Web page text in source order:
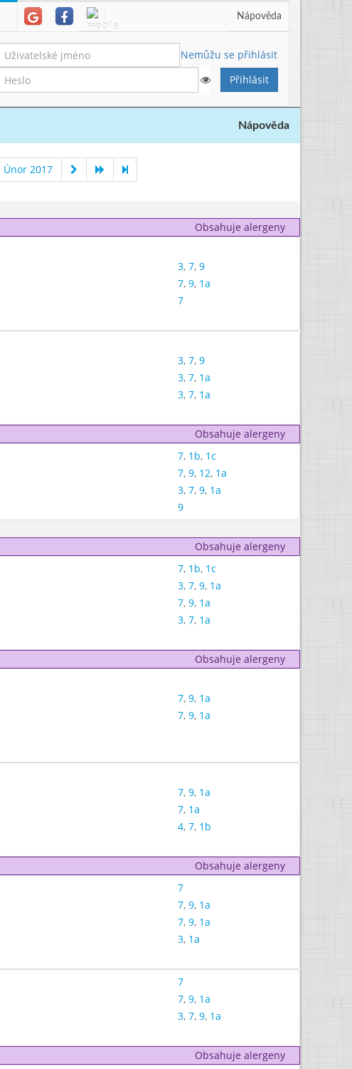
Nápověda
Nemůžu se přihlásit
Nápověda
Únor 2017
Obsahuje alergeny
3, 7, 9
7, 9, 1a
7
3, 7, 9
3, 7, 1a
3, 7, 1a
Obsahuje alergeny
7, 1b, 1c
7, 9, 12, 1a
3, 7, 9, 1a
9
Obsahuje alergeny
7, 1b, 1c
3, 7, 9, 1a
7, 9, 1a
3, 7, 1a
Obsahuje alergeny
7, 9, 1a
7, 9, 1a
7, 9, 1a
7, 1a
4, 7, 1b
Obsahuje alergeny
7
7, 9, 1a
7, 9, 1a
3, 1a
7
7, 9, 1a
3, 7, 9, 1a
Obsahuje alergeny